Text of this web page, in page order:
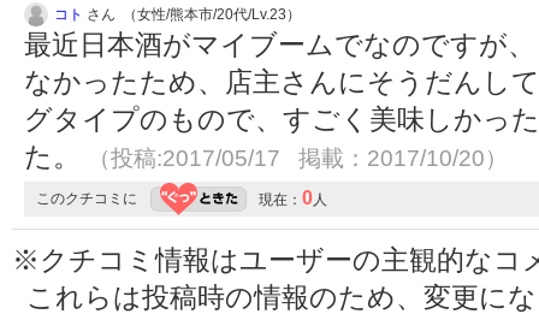
コト さん （女性/熊本市/20代/Lv.23）
最近日本酒がマイブームでなのですが
なかったため、店主さんにそうだんし
グタイプのもので、すごく美味しかっ
た。
（投稿:2017/05/17 掲載：2017/10/20）
このクチコミに 現在： 0 人
※クチコミ情報はユーザーの主観的なコ
これらは投稿時の情報のため、変更に